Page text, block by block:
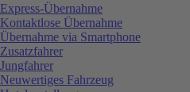
Express-Übernahme
Kontaktlose Übernahme
Übernahme via Smartphone
Zusatzfahrer
Jungfahrer
Neuwertiges Fahrzeug